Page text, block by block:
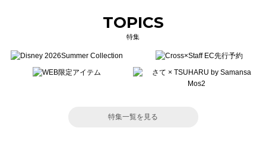
TOPICS
特集
特集一覧を見る